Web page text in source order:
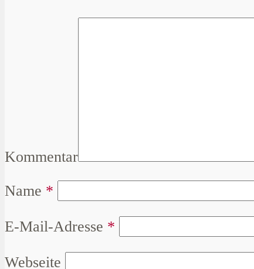
Kommentar
Name *
E-Mail-Adresse *
Webseite